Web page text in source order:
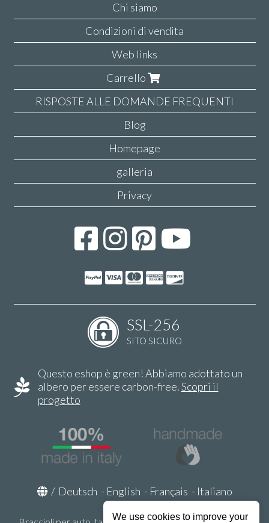
We use cookies to improve your
Chi siamo
Condizioni di vendita
Web links
Carrello
RISPOSTE ALLE DOMANDE FREQUENTI
Blog
Homepage
galleria
Privacy
SSL-256
SITO SICURO
Questo eshop è green! Abbiamo adottato un
albero per essere carbon-free.Scopri il
progetto
/ Deutsch - English - Français - Italiano